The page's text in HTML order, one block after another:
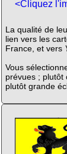
<Cliquez
La qualité de
lien vers les
France, et vers
Vous
prévues ; plutôt
plutôt grande